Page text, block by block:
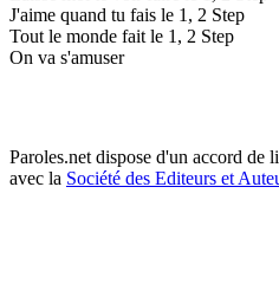
J'aime quand tu fais le 1, 2 Step
Tout le monde fait le 1, 2 Step
On va s'amuser
Paroles.net dispose d'un accord de
avec la Société des Editeurs et